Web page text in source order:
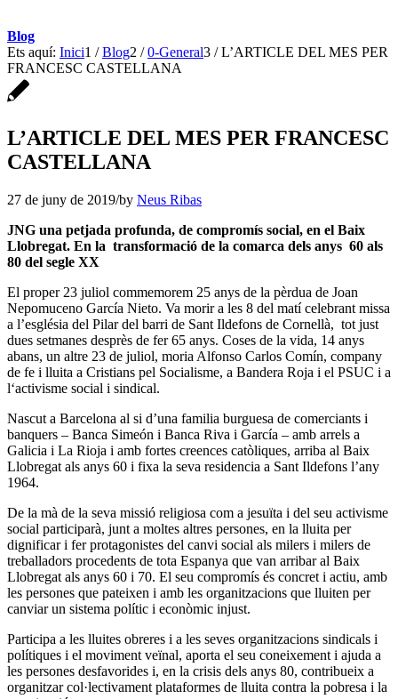
Blog
Ets aquí: Inici1 / Blog2 / 0-General3 / L’ARTICLE DEL MES PER
FRANCESC CASTELLANA
L’ARTICLE DEL MES PER FRANCESC
CASTELLANA
27 de juny de 2019/by Neus Ribas
JNG una petjada profunda, de compromís social, en el Baix
Llobregat. En la transformació de la comarca dels anys 60 als
80 del segle XX
El proper 23 juliol commemorem 25 anys de la pèrdua de Joan
Nepomuceno García Nieto. Va morir a les 8 del matí celebrant missa
a l’església del Pilar del barri de Sant Ildefons de Cornellà, tot just
dues setmanes desprès de fer 65 anys. Coses de la vida, 14 anys
abans, un altre 23 de juliol, moria Alfonso Carlos Comín, company
de fe i lluita a Cristians pel Socialisme, a Bandera Roja i el PSUC i a
l‘activisme social i sindical.
Nascut a Barcelona al si d’una familia burguesa de comerciants i
banquers – Banca Simeón i Banca Riva i García – amb arrels a
Galicia i La Rioja i amb fortes creences catòliques, arriba al Baix
Llobregat als anys 60 i fixa la seva residencia a Sant Ildefons l’any
1964.
De la mà de la seva missió religiosa com a jesuïta i del seu activisme
social participarà, junt a moltes altres persones, en la lluita per
dignificar i fer protagonistes del canvi social als milers i milers de
treballadors procedents de tota Espanya que van arribar al Baix
Llobregat als anys 60 i 70. El seu compromís és concret i actiu, amb
les persones que pateixen i amb les organitzacions que lluiten per
canviar un sistema polític i econòmic injust.
Participa a les lluites obreres i a les seves organitzacions sindicals i
polítiques i el moviment veïnal, aporta el seu coneixement i ajuda a
les persones desfavorides i, en la crisis dels anys 80, contribueix a
organitzar col·lectivament plataformes de lluita contra la pobresa i la